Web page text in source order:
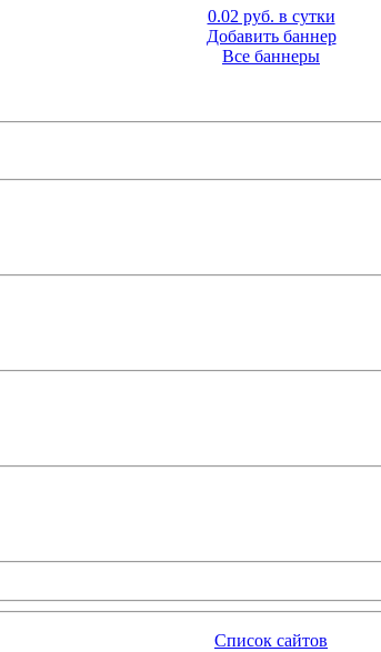
0.02 руб. в сутки
Добавить баннер
Все баннеры
Список сайтов